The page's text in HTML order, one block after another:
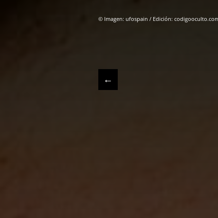
© Imagen: ufospain / Edición:
←